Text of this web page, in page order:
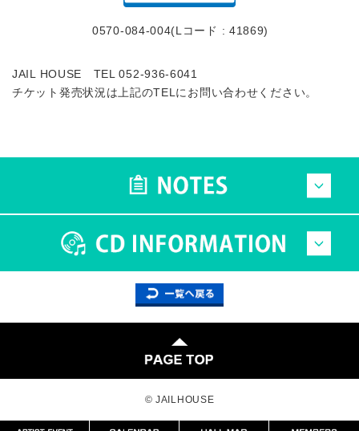
0570-084-004(Lコード : 41869)
JAIL HOUSE TEL 052-936-6041
チケット発売状況は上記のTELにお問い合わせください。
© JAILHOUSE